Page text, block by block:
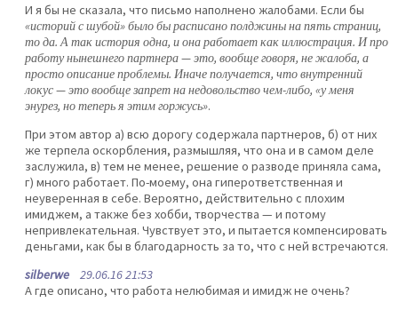
И я бы не сказала, что письмо наполнено жалобами. Если бы
«историй с шубой» было бы расписано полджины на пять страниц,
то да. А так история одна, и она работает как иллюстрация. И про
работу нынешнего партнера — это, вообще говоря, не жалоба, а
просто описание проблемы. Иначе получается, что внутренний
локус — это вообще запрет на недовольство чем-либо, «у меня
энурез, но теперь я этим горжусь».
При этом автор а) всю дорогу содержала партнеров, б) от них
же терпела оскорбления, размышляя, что она и в самом деле
заслужила, в) тем не менее, решение о разводе приняла сама,
г) много работает. По-моему, она гиперответственная и
неуверенная в себе. Вероятно, действительно с плохим
имиджем, а также без хобби, творчества — и потому
непривлекательная. Чувствует это, и пытается компенсировать
деньгами, как бы в благодарность за то, что с ней встречаются.
silberwe 29.06.16 21:53
А где описано, что работа нелюбимая и имидж не очень?